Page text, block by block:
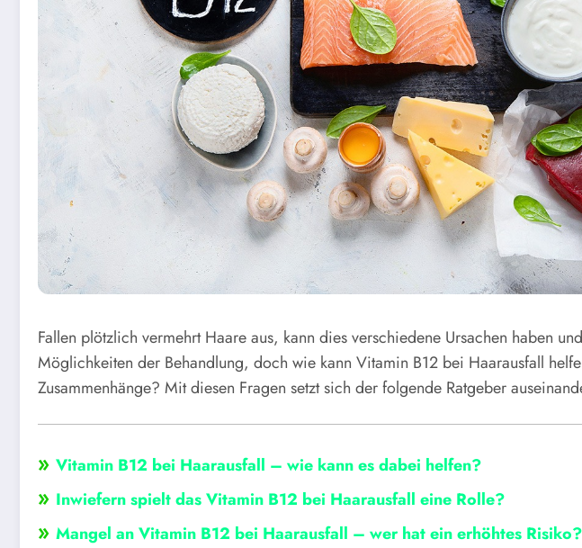
Fallen plötzlich vermehrt Haare aus, kann dies verschiedene Ursachen haben
Möglichkeiten der Behandlung, doch wie kann Vitamin B12 bei Haarausfall
Zusammenhänge? Mit diesen Fragen setzt sich der folgende Ratgeber
» Vitamin B12 bei Haarausfall – wie kann es dabei helfen?
» Inwiefern spielt das Vitamin B12 bei Haarausfall eine Rolle?
» Mangel an Vitamin B12 bei Haarausfall – wer hat ein erhöhtes Risiko?